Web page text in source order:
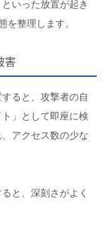
いった放置が起き
を整理します。
害
ると、攻撃者の自
」として即座に検
アクセス数の少な
と、深刻さがよく